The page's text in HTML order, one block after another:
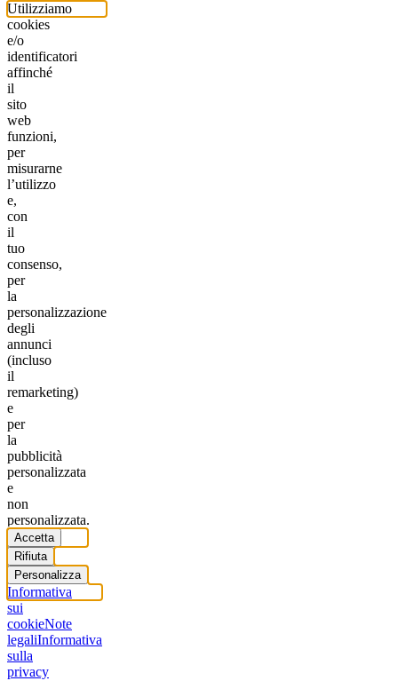
Utilizziamo
cookies
e/o
identificatori
affinché
il
sito
web
funzioni,
per
misurarne
l’utilizzo
e,
con
il
tuo
consenso,
per
la
personalizzazione
degli
annunci
(incluso
il
remarketing)
e
per
la
pubblicità
personalizzata
e
non
personalizzata.
Accetta
Rifiuta
Personalizza
Informativa
sui
cookieNote
legaliInformativa
sulla
privacy